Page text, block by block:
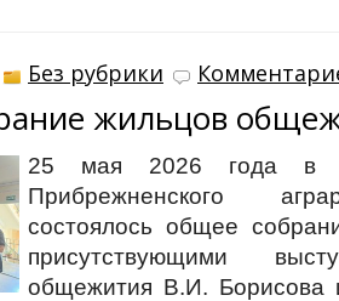
Без рубрики
жильцов
25 мая 2026 года в
Прибрежненского
состоялось общее
присутствующими
общежития В.И. Борисова